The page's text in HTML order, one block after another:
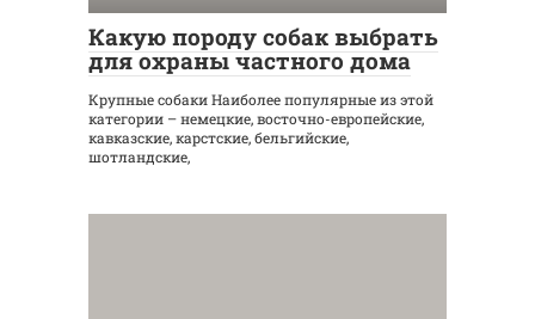
Какую породу собак выбрать
для охраны частного дома
Крупные собаки Наиболее популярные из этой
категории – немецкие, восточно-европейские,
кавказские, карстские, бельгийские,
шотландские,